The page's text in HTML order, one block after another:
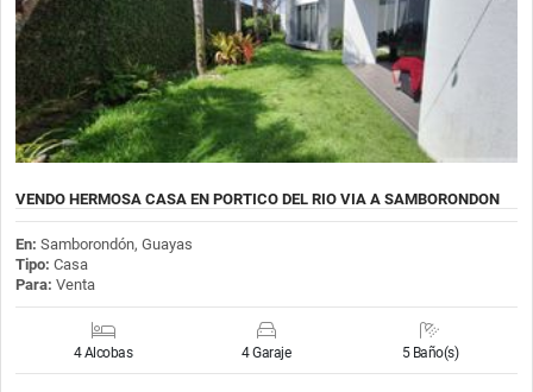
VENDO HERMOSA CASA EN PORTICO DEL RIO VIA A SAMBORONDON
En: Samborondón, Guayas
Tipo: Casa
Para: Venta
4 Alcobas 4 Garaje 5 Baño(s)